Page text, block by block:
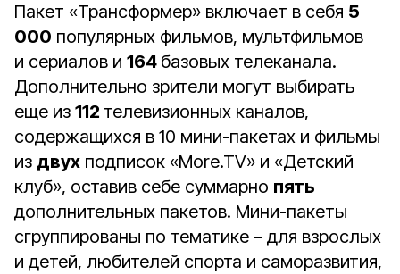
Пакет «Трансформер» включает в себя 5
000 популярных фильмов, мультфильмов
и сериалов и 164 базовых телеканала.
Дополнительно зрители могут выбирать
еще из 112 телевизионных каналов,
содержащихся в 10 мини-пакетах и фильмы
из двух подписок «More.TV» и «Детский
клуб», оставив себе суммарно пять
дополнительных пакетов. Мини-пакеты
сгруппированы по тематике – для взрослых
и детей, любителей спорта и саморазвития,